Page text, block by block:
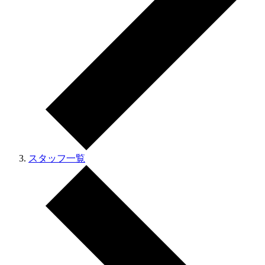
スタッフ一覧